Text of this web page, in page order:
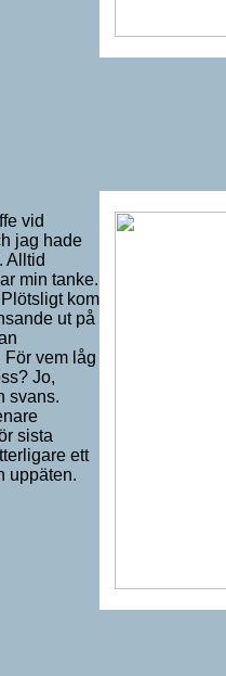
vid
jag hade
Alltid
min tanke.
kom
ut på
vem låg
Jo,
svans.
sista
ett
uppäten.